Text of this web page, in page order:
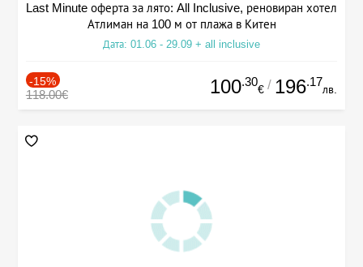
Last Minute оферта за лято: All Inclusive, реновиран хотел
Атлиман на 100 м от плажа в Китен
Дата: 01.06 - 29.09 + all inclusive
-15%
118.00€ 100.30
€ / 196.17
лв.